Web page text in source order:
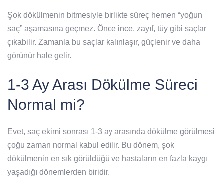
Şok dökülmenin bitmesiyle birlikte süreç hemen “yoğun
saç” aşamasına geçmez. Önce ince, zayıf, tüy gibi saçlar
çıkabilir. Zamanla bu saçlar kalınlaşır, güçlenir ve daha
görünür hale gelir.
1-3 Ay Arası Dökülme Süreci
Normal mi?
Evet, saç ekimi sonrası 1-3 ay arasında dökülme görülmesi
çoğu zaman normal kabul edilir. Bu dönem, şok
dökülmenin en sık görüldüğü ve hastaların en fazla kaygı
yaşadığı dönemlerden biridir.